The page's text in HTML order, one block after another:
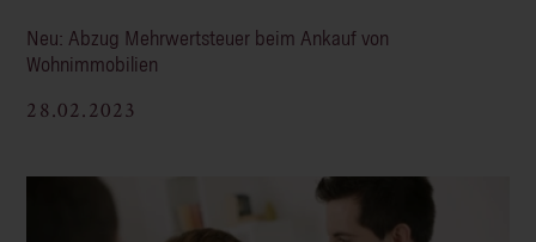
Neu: Abzug Mehrwertsteuer beim Ankauf von
Wohnimmobilien
28.02.2023